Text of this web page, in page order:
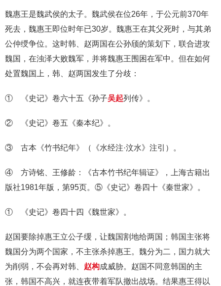
魏惠王是魏武侯的太子。魏武侯在位26年，于公元前370年
死去，魏惠王即位时年已30岁。魏惠王在其父死时，与其弟
公仲绶争位。这时韩、赵两国在公孙颀的策划下，联合进攻
魏国，在浊泽大败魏军，并将魏惠王围困在军中。但在如何
处置魏国上，韩、赵两国发生了分歧：
① 《史记》卷六十五《孙子吴起列传》。
② 《史记》卷五《秦本纪》。
③ 古本《竹书纪年》（《水经注·汶水》注引）。
④ 方诗铭、王修龄：《古本竹书纪年辑证》，上海古籍出
版社1981年版，第95页。⑤《史记》卷四十《秦世家》。
① 《史记》卷四十四《魏世家》。
赵国要除掉惠王立公子缓，让魏国割地给两国；韩国主张将
魏国分为两个国家，不主张杀掉惠王。魏分为二，国力就大
为削弱，不会再对韩、 赵构成威胁。赵国不同意韩国的主
张，韩国不高兴，就连夜带着军队撤出战场。结果惠王得以